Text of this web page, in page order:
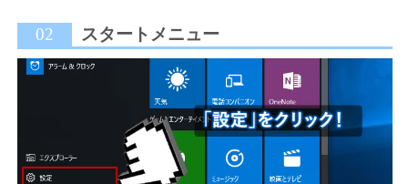
02 スタートメニュー